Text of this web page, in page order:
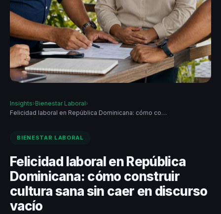
Insights›Bienestar Laboral›
Felicidad laboral en República Dominicana: cómo co…
BIENESTAR LABORAL
Felicidad laboral en República
Dominicana: cómo construir
cultura sana sin caer en discurso
vacío